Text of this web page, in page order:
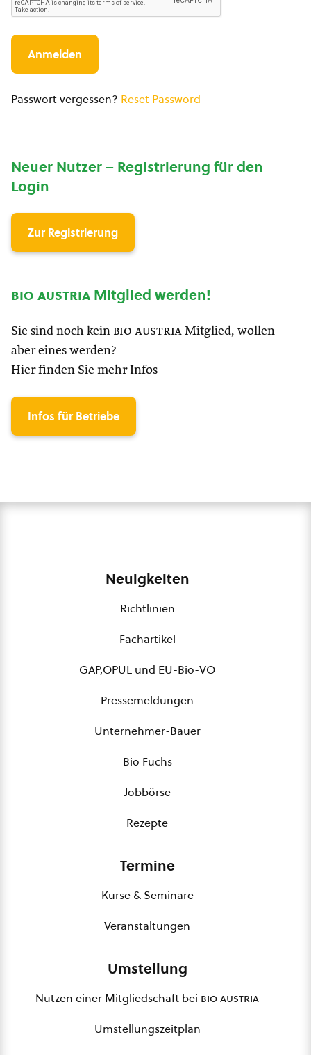
Passwort vergessen? Reset Password
Neuer Nutzer – Registrierung für den
Login
Zur Registrierung
bio austria Mitglied werden!
Sie sind noch kein bio austria Mitglied, wollen
aber eines werden?
Hier finden Sie mehr Infos
Infos für Betriebe
Neuigkeiten
Richtlinien
Fachartikel
GAP,ÖPUL und EU-Bio-VO
Pressemeldungen
Unternehmer-Bauer
Bio Fuchs
Jobbörse
Rezepte
Termine
Kurse & Seminare
Veranstaltungen
Umstellung
Nutzen einer Mitgliedschaft bei bio austria
Umstellungszeitplan